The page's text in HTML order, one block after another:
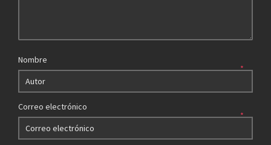
Nombre
*
Correo electrónico
*